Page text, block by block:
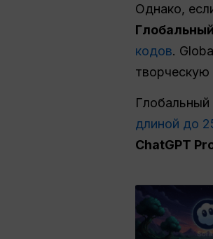
Однако,
кодов.
творческую
длиной до
ChatGPT